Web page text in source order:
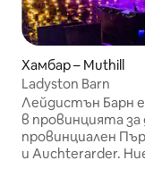
Хамбар – Muthill
Ladyston Barn
Лейдистън Барн
в провинцията
провинциален
и Auchterarder.